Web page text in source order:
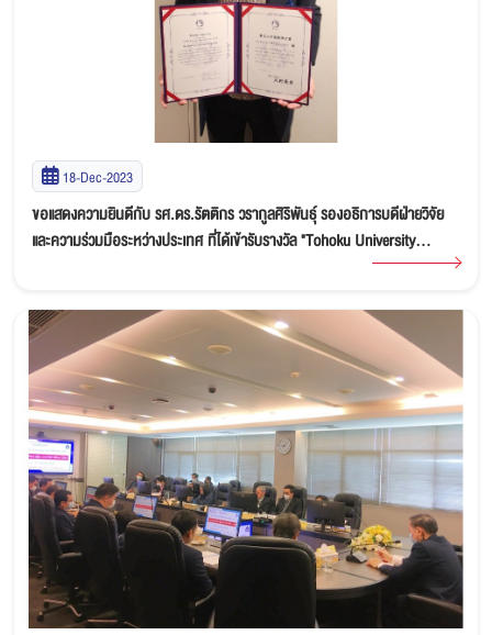
18-Dec-2023
ขอแสดงความยินดีกับ รศ.ดร.รัตติกร วรากูลศิริพันธุ์ รองอธิการบดีฝ่ายวิจัย
และความร่วมมือระหว่างประเทศ ที่ได้เข้ารับรางวัล "Tohoku University
International Award" ณ Tohoku University, Sendai ประเทศญี่ปุ่น